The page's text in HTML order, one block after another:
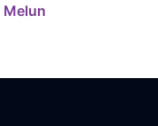
Melun